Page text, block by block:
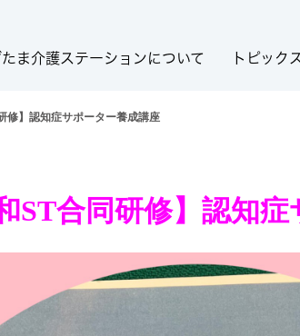
ま介護ステーションについて トピックス
修】認知症サポーター養成講座
ST合同研修】認知